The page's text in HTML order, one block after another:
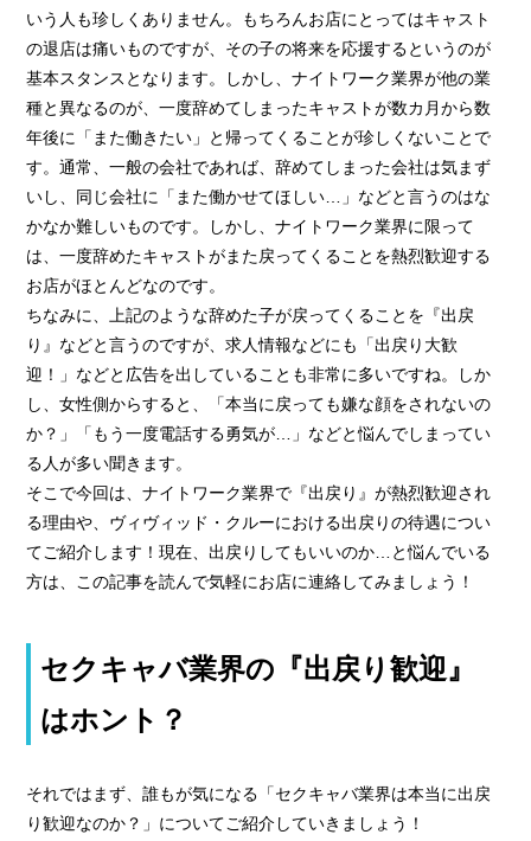
› お友達紹介キャンペーン
› 衣装・ドレス・靴 無料貸出しOK!
› お酒が飲めなくてもOK
› お給料明細公開中!
› 家具家電付デザイナーズマンション完備
› お給料日払い 即日払いOK!
› 人事部について
› アリバイ対策万全
› 個人ロッカーキレイな更衣室完備
› ニュース・トピックス
› お仕事コラム
› 先輩たちの声
› 30歳からのママワーク
› 用語集
› 卒業生の声
› 働く女性の「お給料明細」公開中
› サイトマップ
› グループサイト
いう人も珍しくありません。もちろんお店にとってはキャスト
の退店は痛いものですが、その子の将来を応援するというのが
基本スタンスとなります。しかし、ナイトワーク業界が他の業
種と異なるのが、一度辞めてしまったキャストが数カ月から数
年後に「また働きたい」と帰ってくることが珍しくないことで
す。通常、一般の会社であれば、辞めてしまった会社は気まず
いし、同じ会社に「また働かせてほしい…」などと言うのはな
かなか難しいものです。しかし、ナイトワーク業界に限って
は、一度辞めたキャストがまた戻ってくることを熱烈歓迎する
お店がほとんどなのです。
ちなみに、上記のような辞めた子が戻ってくることを『出戻
り』などと言うのですが、求人情報などにも「出戻り大歓
迎！」などと広告を出していることも非常に多いですね。しか
し、女性側からすると、「本当に戻っても嫌な顔をされないの
か？」「もう一度電話する勇気が…」などと悩んでしまってい
る人が多い聞きます。
そこで今回は、ナイトワーク業界で『出戻り』が熱烈歓迎され
る理由や、ヴィヴィッド・クルーにおける出戻りの待遇につい
てご紹介します！現在、出戻りしてもいいのか…と悩んでいる
方は、この記事を読んで気軽にお店に連絡してみましょう！
セクキャバ業界の『出戻り歓迎』
はホント？
それではまず、誰もが気になる「セクキャバ業界は本当に出戻
り歓迎なのか？」についてご紹介していきましょう！